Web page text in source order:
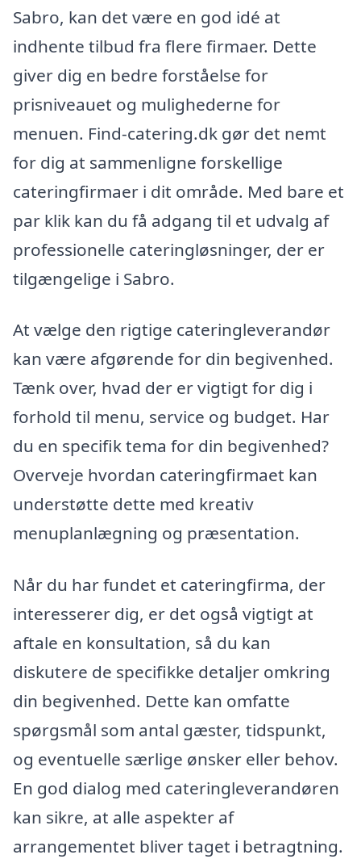
Sabro, kan det være en god idé at
indhente tilbud fra flere firmaer. Dette
giver dig en bedre forståelse for
prisniveauet og mulighederne for
menuen. Find-catering.dk gør det nemt
for dig at sammenligne forskellige
cateringfirmaer i dit område. Med bare et
par klik kan du få adgang til et udvalg af
professionelle cateringløsninger, der er
tilgængelige i Sabro.
At vælge den rigtige cateringleverandør
kan være afgørende for din begivenhed.
Tænk over, hvad der er vigtigt for dig i
forhold til menu, service og budget. Har
du en specifik tema for din begivenhed?
Overveje hvordan cateringfirmaet kan
understøtte dette med kreativ
menuplanlægning og præsentation.
Når du har fundet et cateringfirma, der
interesserer dig, er det også vigtigt at
aftale en konsultation, så du kan
diskutere de specifikke detaljer omkring
din begivenhed. Dette kan omfatte
spørgsmål som antal gæster, tidspunkt,
og eventuelle særlige ønsker eller behov.
En god dialog med cateringleverandøren
kan sikre, at alle aspekter af
arrangementet bliver taget i betragtning.